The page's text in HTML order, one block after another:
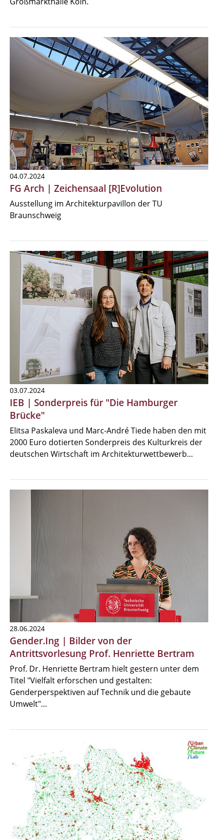
04.07.2024
FG Arch | Zeichensaal [R]Evolution
Ausstellung im Architekturpavillon der TU
Braunschweig
03.07.2024
IEB | Sonderpreis für "Die Hamburger
Brücke"
Elitsa Paskaleva und Marc-André Tiede haben den mit
2000 Euro dotierten Sonderpreis des Kulturkreis der
deutschen Wirtschaft im Architekturwettbewerb…
28.06.2024
Gender.Ing | Bilder von der
Antrittsvorlesung Prof. Henriette Bertram
Prof. Dr. Henriette Bertram hielt gestern unter dem
Titel "Vielfalt erforschen und gestalten:
Genderperspektiven auf Technik und die gebaute
Umwelt"…